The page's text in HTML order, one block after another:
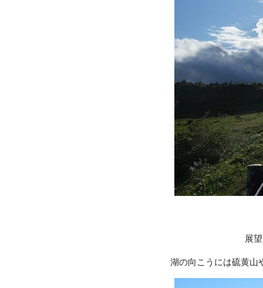
展
湖の向こうには硫黄山